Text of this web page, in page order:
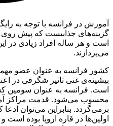
آموزش در فرانسه با توجه به
گزینه‌های جذابیست که پیش روی
است و هر ساله افراد زیادی در
می‌پردازند.
کشور فرانسه به عنوان عضو
بیشینه‌ی غنی تاثیر شگرفی در
است. فرانسه به عنوان سومین
برمی‌گردد. بنابراین می‌توان
اولین‌ها در قاره اروپا بوده است